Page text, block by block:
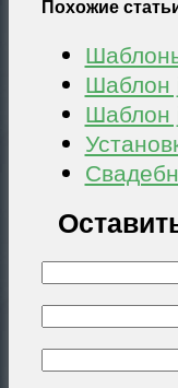
Похожие
Шаблон
Шаблон